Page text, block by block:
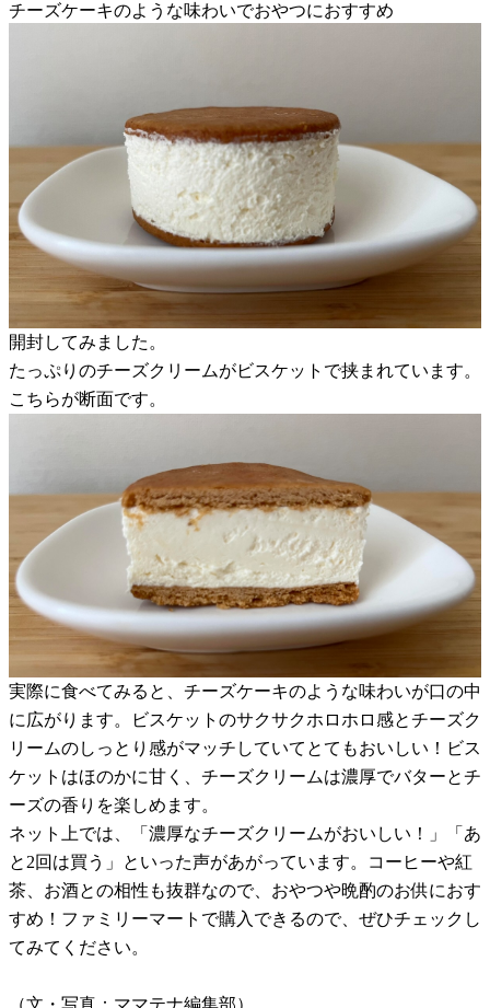
チーズケーキのような味わいでおやつにおすすめ
開封してみました。
たっぷりのチーズクリームがビスケットで挟まれています。
こちらが断面です。
実際に食べてみると、チーズケーキのような味わいが口の中
に広がります。ビスケットのサクサクホロホロ感とチーズク
リームのしっとり感がマッチしていてとてもおいしい！ビス
ケットはほのかに甘く、チーズクリームは濃厚でバターとチ
ーズの香りを楽しめます。
ネット上では、「濃厚なチーズクリームがおいしい！」「あ
と2回は買う」といった声があがっています。コーヒーや紅
茶、お酒との相性も抜群なので、おやつや晩酌のお供におす
すめ！ファミリーマートで購入できるので、ぜひチェックし
てみてください。
（文・写真：ママテナ編集部）